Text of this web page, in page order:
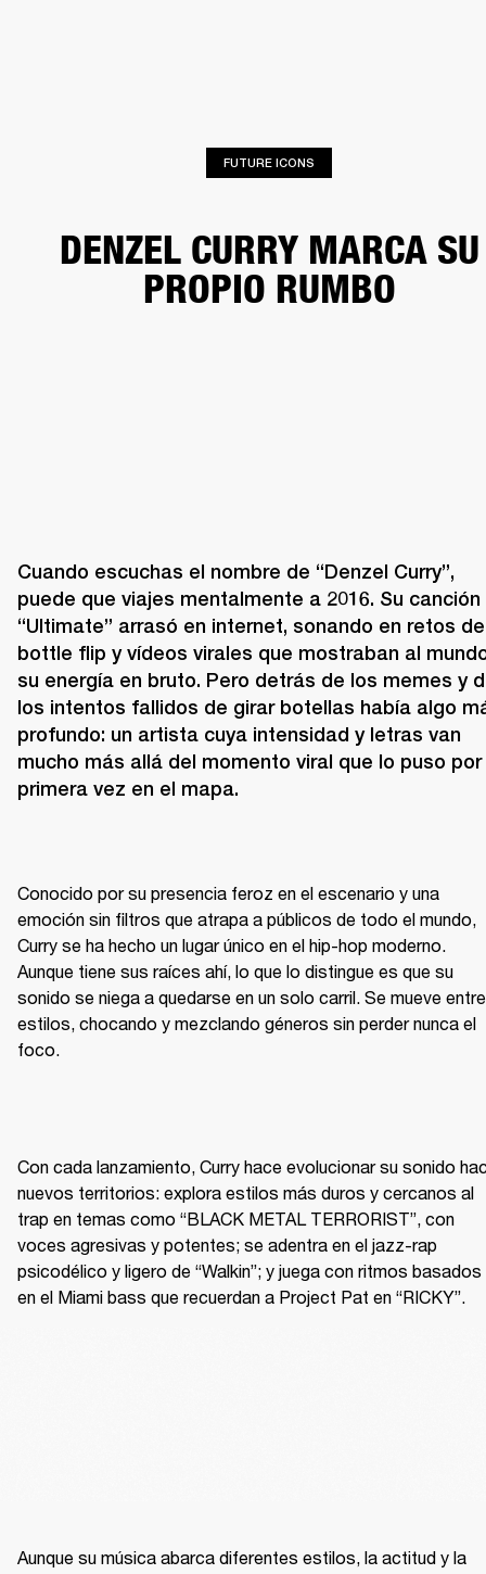
FUTURE ICONS
DENZEL CURRY MARCA SU
PROPIO RUMBO
Cuando escuchas el nombre de “Denzel Curry”,
puede que viajes mentalmente a 2016. Su canción
“Ultimate” arrasó en internet, sonando en retos de
bottle flip y vídeos virales que mostraban al
su energía en bruto. Pero detrás de los memes y
los intentos fallidos de girar botellas había algo
profundo: un artista cuya intensidad y letras van
mucho más allá del momento viral que lo puso por
primera vez en el mapa.
Conocido por su presencia feroz en el escenario y una
emoción sin filtros que atrapa a públicos de todo el mundo,
Curry se ha hecho un lugar único en el hip-hop moderno.
Aunque tiene sus raíces ahí, lo que lo distingue es que su
sonido se niega a quedarse en un solo carril. Se mueve entre
estilos, chocando y mezclando géneros sin perder nunca el
foco.
Con cada lanzamiento, Curry hace evolucionar su sonido
nuevos territorios: explora estilos más duros y cercanos al
trap en temas como “BLACK METAL TERRORIST”, con
voces agresivas y potentes; se adentra en el jazz-rap
psicodélico y ligero de “Walkin”; y juega con ritmos basados
en el Miami bass que recuerdan a Project Pat en “RICKY”.
Aunque su música abarca diferentes estilos, la actitud y la